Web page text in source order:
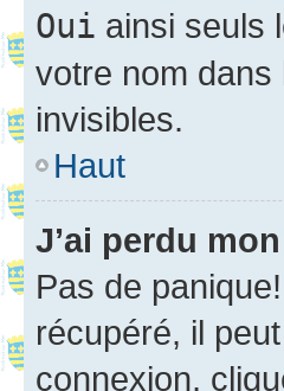
Oui ainsi seuls
votre nom dans
invisibles.
Haut
J’ai perdu
Pas de
récupéré, il
connexion,